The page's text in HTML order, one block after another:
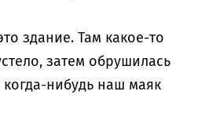
здание. Там какое-то
затем обрушилась
нибудь наш маяк